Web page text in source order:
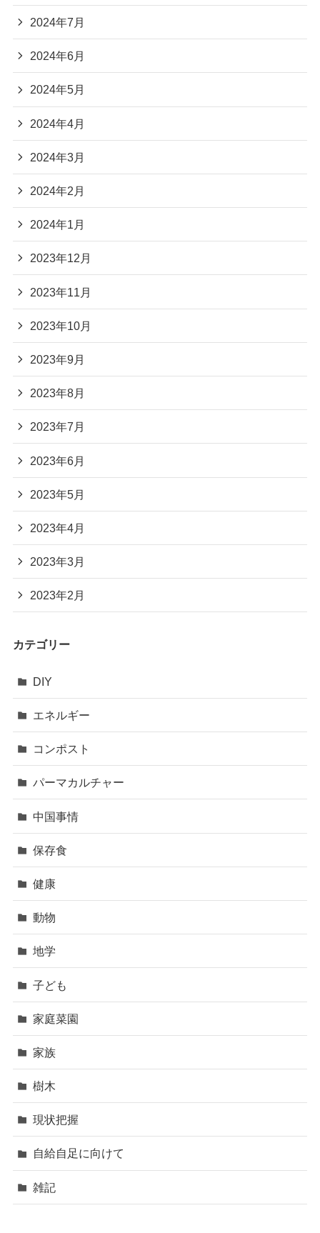
2024年7月
2024年6月
2024年5月
2024年4月
2024年3月
2024年2月
2024年1月
2023年12月
2023年11月
2023年10月
2023年9月
2023年8月
2023年7月
2023年6月
2023年5月
2023年4月
2023年3月
2023年2月
カテゴリー
DIY
エネルギー
コンポスト
パーマカルチャー
中国事情
保存食
健康
動物
地学
子ども
家庭菜園
家族
樹木
現状把握
自給自足に向けて
雑記